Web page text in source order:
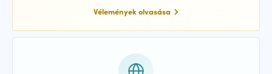
Vélemények olvasása